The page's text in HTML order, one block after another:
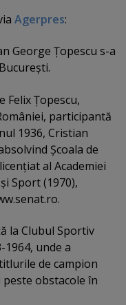
Agerpres:
George Ţopescu s-a
Felix Ţopescu,
participantă
1936, Cristian
Şcoala de
al Academiei
Sport (1970),
la Clubul Sportiv
unde a
de campion
obstacole în